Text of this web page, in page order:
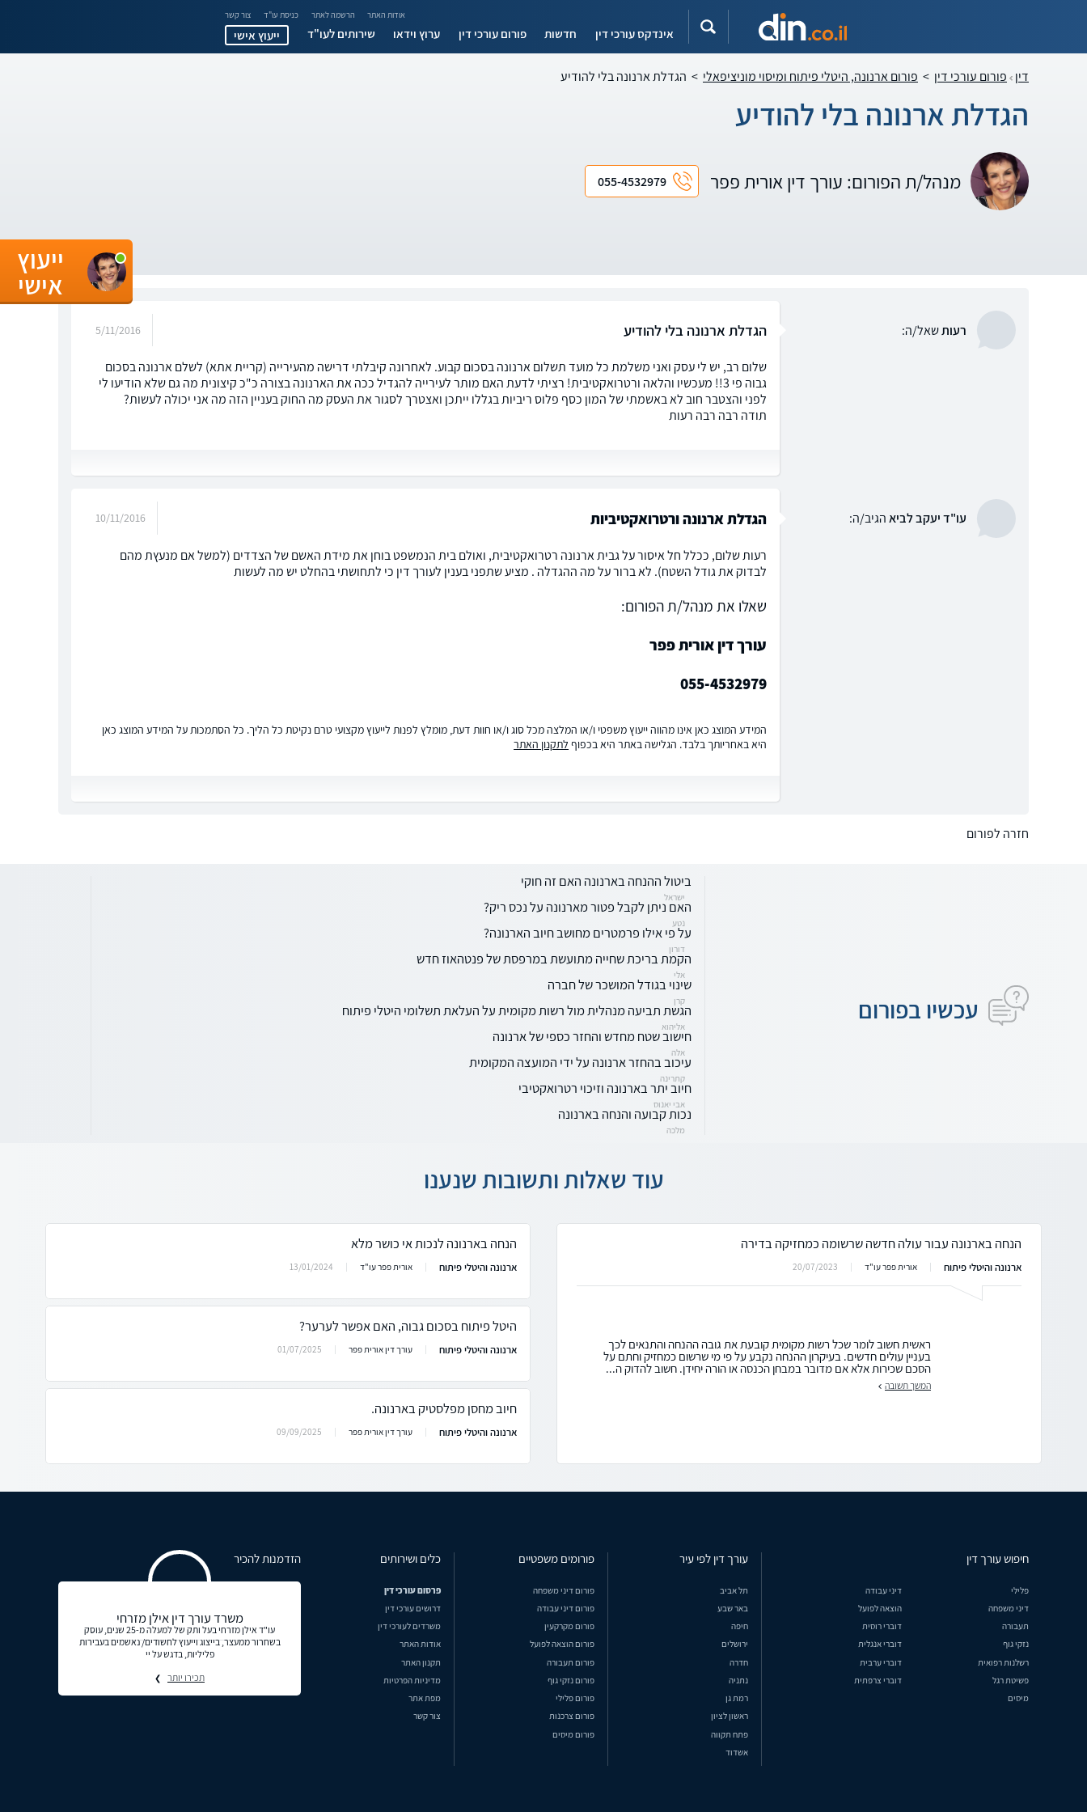
אודות האתר הרשמה לאתר כניסת עו"ד צור קשר
אינדקס עורכי דין חדשות פורום עורכי דין ערוץ וידאו שירותים לעו"ד ייעוץ אישי
דין פורום עורכי דין > פורום ארנונה, היטלי פיתוח ומיסוי מוניציפאלי > הגדלת ארנונה בלי להודיע
הגדלת ארנונה בלי להודיע
מנהל/ת הפורום: עורך דין אורית פפר 055-4532979
רעותשאל/ה: הגדלת ארנונה בלי להודיע 5/11/2016
שלום רב, יש לי עסק ואני משלמת כל מועד תשלום ארנונה בסכום קבוע. לאחרונה קיבלתי דרישה מהעירייה (קריית אתא) לשלם ארנונה בסכום
גבוה פי 3!! מעכשיו והלאה ורטרואקטיבית! רציתי לדעת האם מותר לעירייה להגדיל ככה את הארנונה בצורה כ"כ קיצונית מה גם שלא הודיעו לי
לפני והצטבר חוב לא באשמתי של המון כסף פלוס ריביות בגללו ייתכן ואצטרך לסגור את העסק מה החוק בעניין הזה מה אני יכולה לעשות?
תודה רבה רבה רעות
עו"ד יעקב לביאהגיב/ה: הגדלת ארנונה ורטרואקטיביות 10/11/2016
רעות שלום, ככלל חל איסור על גבית ארנונה רטרואקטיבית, ואולם בית הנמשפט בוחן את מידת האשם של הצדדים (למשל אם מנעץת מהם
לבדוק את גודל השטח). לא ברור על מה ההגדלה . מציע שתפני בענין לעורך דין כי לתחושתי בהחלט יש מה לעשות
שאלו את מנהל/ת הפורום:
עורך דין אורית פפר
055-4532979
המידע המוצג כאן אינו מהווה ייעוץ משפטי ו/או המלצה מכל סוג ו/או חוות דעת, מומלץ לפנות לייעוץ מקצועי טרם נקיטת כל הליך. כל הסתמכות על המידע המוצג כאן
היא באחריותך בלבד. הגלישה באתר היא בכפוף לתקנון האתר
חזרה לפורום
עכשיו בפורום
ביטול ההנחה בארנונה האם זה חוקי
ישראל
האם ניתן לקבל פטור מארנונה על נכס ריק?
נטע
על פי אילו פרמטרים מחושב חיוב הארנונה?
דורון
הקמת בריכת שחייה מתועשת במרפסת של פנטהאוז חדש
אלי
שינוי בגודל המושכר של חברה
קרן
הגשת תביעה מנהלית מול רשות מקומית על העלאת תשלומי היטלי פיתוח
אליהוא
חישוב שטח מחדש והחזר כספי של ארנונה
אלה
עיכוב בהחזר ארנונה על ידי המועצה המקומית
קתרינה
חיוב יתר בארנונה וזיכוי רטרואקטיבי
אבי יאנוס
נכות קבועה והנחה בארנונה
מלכה
עוד שאלות ותשובות שנענו
הנחה בארנונה עבור עולה חדשה שרשומה כמחזיקה בדירה
ארנונה והיטלי פיתוח אורית פפר עו"ד 20/07/2023
ראשית חשוב לומר שכל רשות מקומית קובעת את גובה ההנחה והתנאים לכך
בעניין עולים חדשים. בעיקרון ההנחה נקבע על פי מי שרשום כמחזיק וחתם על
הסכם שכירות אלא אם מדובר במבחן הכנסה או הורה יחידן. חשוב להדוק ה...
המשך תשובה
הנחה בארנונה לנכות אי כושר מלא
ארנונה והיטלי פיתוח אורית פפר עו"ד 13/01/2024
היטל פיתוח בסכום גבוה, האם אפשר לערער?
ארנונה והיטלי פיתוח עורך דין אורית פפר 01/07/2025
חיוב מחסן מפלסטיק בארנונה.
ארנונה והיטלי פיתוח עורך דין אורית פפר 09/09/2025
ייעוץ
אישי
חיפוש עורך דין
פלילי
דיני עבודה
דיני משפחה
הוצאה לפועל
תעבורה
דוברי רוסית
נזקי גוף
דוברי אנגלית
רשלנות רפואית
דוברי ערבית
פשיטת רגל
דוברי צרפתית
מיסים
עורך דין לפי עיר
תל אביב
באר שבע
חיפה
ירושלים
חדרה
נתניה
רמת גן
ראשון לציון
פתח תקווה
אשדוד
פורומים משפטיים
פורום דיני משפחה
פורום דיני עבודה
פורום מקרקעין
פורום הוצאה לפועל
פורום תעבורה
פורום נזקי גוף
פורום פלילי
פורום צרכנות
פורום מיסים
כלים ושירותים
פרסום עורכי דין
דרושים עורכי דין
משרדים לעורכי דין
אודות האתר
תקנון האתר
מדיניות הפרטיות
מפת אתר
צור קשר
הזדמנות להכיר
משרד עורך דין אילן מזרחי
עו"ד אילן מזרחי בעל ותק של למעלה מ-25 שנים, עוסק
בשחרור ממעצר, בייצוג וייעוץ לחשודים/ נאשמים בעבירות
פליליות, בדגש על יי
תכירו יותר